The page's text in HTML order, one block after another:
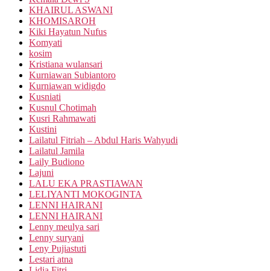
KHAIRUL ASWANI
KHOMISAROH
Kiki Hayatun Nufus
Komyati
kosim
Kristiana wulansari
Kurniawan Subiantoro
Kurniawan widigdo
Kusniati
Kusnul Chotimah
Kusri Rahmawati
Kustini
Lailatul Fitriah – Abdul Haris Wahyudi
Lailatul Jamila
Laily Budiono
Lajuni
LALU EKA PRASTIAWAN
LELIYANTI MOKOGINTA
LENNI HAIRANI
LENNI HAIRANI
Lenny meulya sari
Lenny suryani
Leny Pujiastuti
Lestari atna